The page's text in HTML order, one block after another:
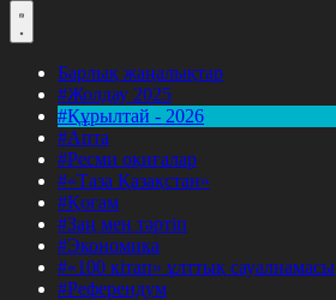
Барлық жаңалықтар
#Жолдау 2025
#Құрылтай - 2026
#Апта
#Ресми оқиғалар
#«Таза Қазақстан»
#Қоғам
#Заң мен тәртіп
#Экономика
#«100 кітап» ұлттық сауалнамасы
#Референдум